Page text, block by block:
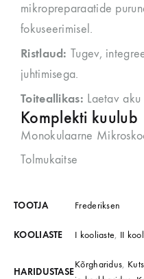
mikropreparaatide
fokuseerimisel.
Ristlaud: Tugev,
juhtimisega.
Toiteallikas: Laetav aku
Komplekti kuulub
Monokulaarne
Tolmukaitse
TOOTJA Frederiksen
KOOLIASTE I kooliaste, II
HARIDUSTASE
Kõrgharidus,